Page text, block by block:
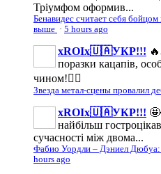
Тріумфом оформив...
Бенавидес считает себя
выше · 5 hours ago
xROIx🇺🇦УКР!!!
поразки кацапів,
чином!👍🏼
Звезда метал-сцены провалил
xROIx🇺🇦УКР!!!
найбільш
сучасності між двома...
Фабио Уордли – Дэниел Дюбуа:
hours ago